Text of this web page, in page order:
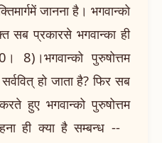
जानना है। भगवान्को
सब प्रकारसे भगवान्का ही
8)।भगवान्को पुरुषोत्तम
हो जाता है? फिर सब
हुए भगवान्को पुरुषोत्तम
ही क्या है सम्बन्ध --